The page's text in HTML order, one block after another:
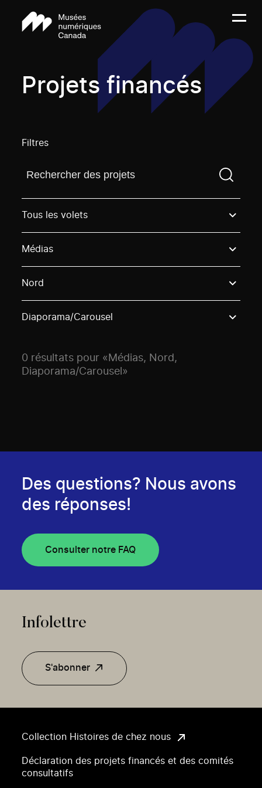
Projets financés
Filtres
Trouvez un projetVous devez saisir un terme de
Tous les volets
Médias
Nord
Diaporama/Carousel
0 résultats pour «Médias, Nord,
Diaporama/Carousel»
Collection Histoires de chez nous
Déclaration des projets financés et des comités
consultatifs
Des questions? Nous avons
des réponses!
Consulter notre FAQ
Infolettre
S'abonner